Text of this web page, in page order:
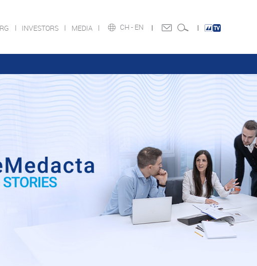
CH - EN
INVESTORS MEDIA